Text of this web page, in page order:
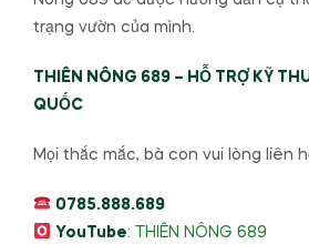
trạng vườn của mình.
THIÊN NÔNG 689 – HỖ TRỢ KỸ
QUỐC
Mọi thắc mắc, bà con vui lòng liên
0785.888.689
YouTube: THIÊN NÔNG 689